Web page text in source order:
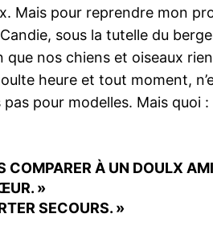
Mais pour reprendre mon
sous la tutelle du
nos chiens et oiseaux
heure et tout moment,
pour modelles. Mais
COMPARER À UN DOULX
»
SECOURS. »